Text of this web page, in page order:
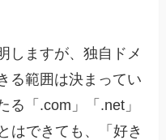
しますが、独自ドメ
る範囲は決まってい
る「.com」「.net」
はできても、「好き